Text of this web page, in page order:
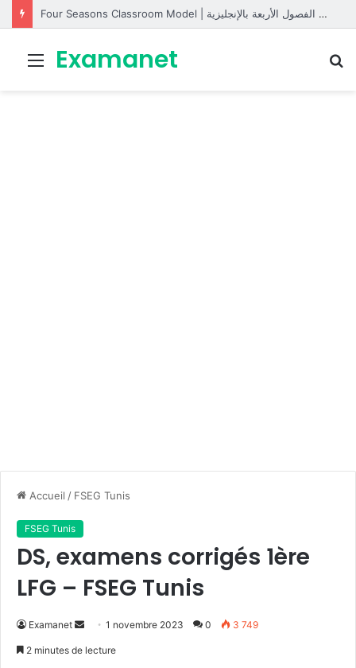
Four Seasons Classroom Model | مشروع تفاعلي لتعليم الفصول الأربعة بالإنجليزية
Menu
Examanet
Accueil / FSEG Tunis
FSEG Tunis
DS, examens corrigés 1ère
LFG – FSEG Tunis
Examanet
Envoyer1 novembre 2023 0 3 749
2 minutes de lecture